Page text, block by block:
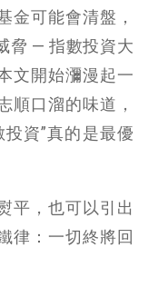
金可能會清盤，
脅 — 指數投資大
文開始瀰漫起一
順口溜的味道，
資”真的是最優
平，也可以引出
律：一切終將回